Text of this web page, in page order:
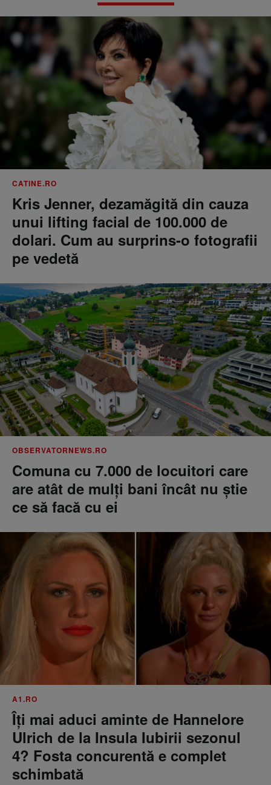
CATINE.RO
Kris Jenner, dezamăgită din cauza
unui lifting facial de 100.000 de
dolari. Cum au surprins-o fotografii
pe vedetă
OBSERVATORNEWS.RO
Comuna cu 7.000 de locuitori care
are atât de mulți bani încât nu știe
ce să facă cu ei
A1.RO
Îți mai aduci aminte de Hannelore
Ulrich de la Insula Iubirii sezonul
4? Fosta concurentă e complet
schimbată